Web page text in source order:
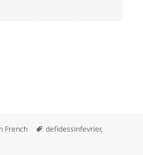
French Tags
defidessinfevrier,
jour 12, animal